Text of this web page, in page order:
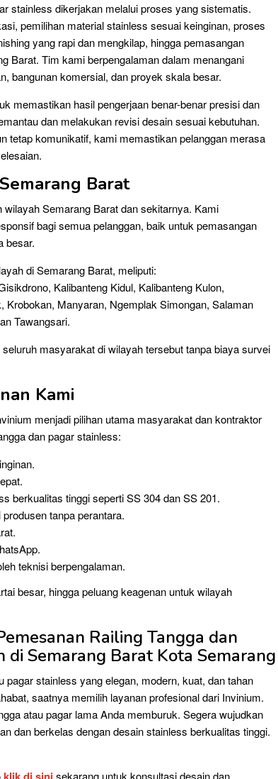
stainless dikerjakan melalui proses yang sistematis.
pemilihan material stainless sesuai keinginan, proses
yang rapi dan mengkilap, hingga pemasangan
Barat. Tim kami berpengalaman dalam menangani
bangunan komersial, dan proyek skala besar.
memastikan hasil pengerjaan benar-benar presisi dan
dan melakukan revisi desain sesuai kebutuhan.
tetap komunikatif, kami memastikan pelanggan merasa
Barat
Semarang Barat dan sekitarnya. Kami
bagi semua pelanggan, baik untuk pemasangan
besar.
di Semarang Barat, meliputi:
Kalibanteng Kidul, Kalibanteng Kulon,
Krobokan, Manyaran, Ngemplak Simongan, Salaman
Tawangsari.
masyarakat di wilayah tersebut tanpa biaya survei
Kami
menjadi pilihan utama masyarakat dan kontraktor
dan pagar stainless:
berkualitas tinggi seperti SS 304 dan SS 201.
tanpa perantara.
teknisi berpengalaman.
besar, hingga peluang keagenan untuk wilayah
Railing Tangga dan
di Semarang Barat Kota Semarang
stainless yang elegan, modern, kuat, dan tahan
saatnya memilih layanan profesional dari Invinium.
atau pagar lama Anda memburuk. Segera wujudkan
dan berkelas dengan desain stainless berkualitas tinggi.
klik di sinisekarang untuk konsultasi desain dan